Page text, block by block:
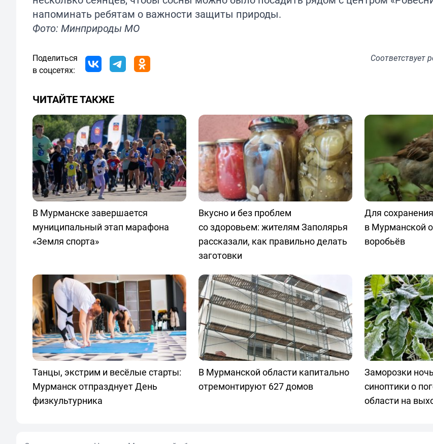
напоминать ребятам о важности защиты природы.
Фото: Минприроды МО
Поделиться
в соцсетях:
Соответствует
ЧИТАЙТЕ ТАКЖЕ
В Мурманске завершается
муниципальный этап марафона
«Земля спорта»
Вкусно и без проблем
со здоровьем: жителям Заполярья
рассказали, как правильно делать
заготовки
Для
в Мурманской
воробьёв
Танцы, экстрим и весёлые старты:
Мурманск отпразднует День
физкультурника
В Мурманской области капитально
отремонтируют 627 домов
Заморозки
синоптики о
области на